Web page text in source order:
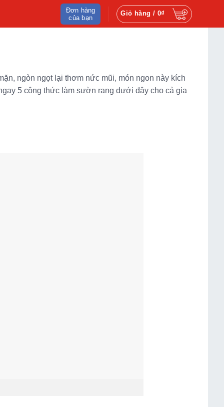
Đơn hàng
của bạn
Giỏ hàng / 0₫
ngòn ngọt lại thơm nức mũi, món ngon này kích
5 công thức làm sườn rang dưới đây cho cả gia